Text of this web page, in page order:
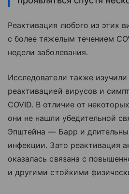
Реактивация любого из этих
с более тяжелым течением
недели заболевания.
Исследователи также
реактивацией вирусов и
COVID. В отличие от
они не нашли убедительной
Эпштейна — Барр и
инфекции. Зато реактивация
оказалась связана с
и другими стойкими